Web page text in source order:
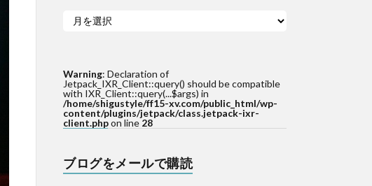
Warning: Declaration of
Jetpack_IXR_Client::query() should be compatible
with IXR_Client::query(...$args) in
/home/shigustyle/ff15-xv.com/public_html/wp-
content/plugins/jetpack/class.jetpack-ixr-
client.phpon line 28
ブログをメールで購読